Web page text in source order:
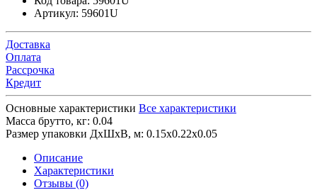
Артикул: 59601U
Доставка
Оплата
Рассрочка
Кредит
Основные характеристики Все характеристики
Масса брутто, кг: 0.04
Размер упаковки ДхШхВ, м: 0.15x0.22x0.05
Описание
Характеристики
Отзывы (0)